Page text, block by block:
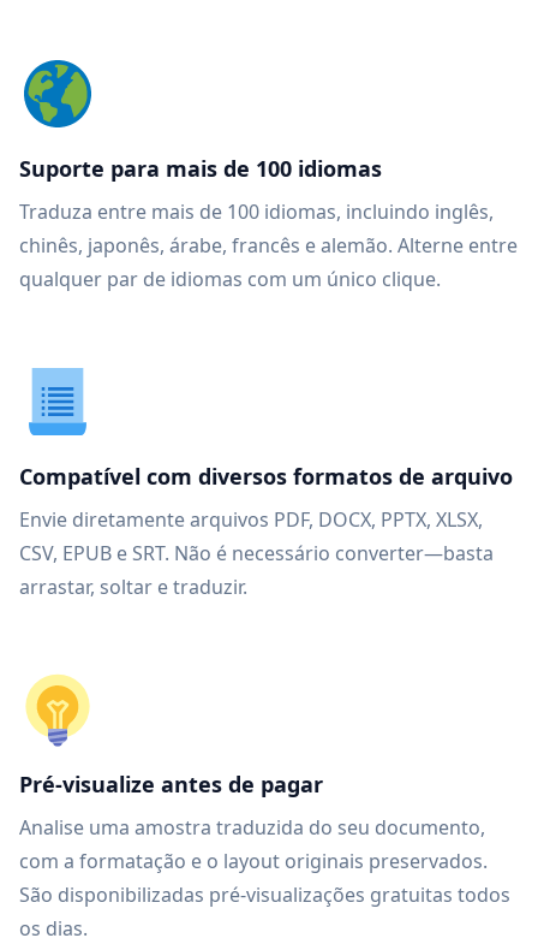
Suporte para mais de 100 idiomas
Traduza entre mais de 100 idiomas, incluindo inglês,
chinês, japonês, árabe, francês e alemão. Alterne entre
qualquer par de idiomas com um único clique.
Compatível com diversos formatos de arquivo
Envie diretamente arquivos PDF, DOCX, PPTX, XLSX,
CSV, EPUB e SRT. Não é necessário converter—basta
arrastar, soltar e traduzir.
Pré-visualize antes de pagar
Analise uma amostra traduzida do seu documento,
com a formatação e o layout originais preservados.
São disponibilizadas pré-visualizações gratuitas todos
os dias.